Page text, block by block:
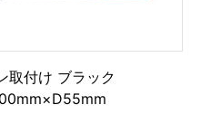
取付け ブラック